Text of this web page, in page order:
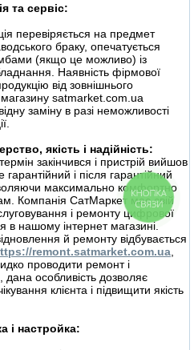
та сервіс:
перевіряється на предмет
браку, опечатується
(якщо це можливо) із
Наявність фірмової
від зовнішнього
магазину satmarket.com.ua
заміну в разі неможливості
якість і надійність:
закінчився і пристрій вийшов
і після гарантійний
максимально комфортно
Компанія СатМаркет має свій
і ремонту цифрової
в нашому інтернет магазині.
й ремонту відбувається
remont.satmarket.com.ua,
проводити ремонт і
дана особливість дозволяє
клієнта і підвищити якість
і настройка:
КНОПКА
СВЯЗИ